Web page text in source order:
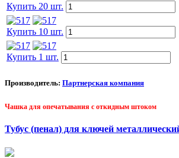
Купить 20 шт.
Купить 10 шт.
Купить 1 шт.
Производитель: Партнерская компания
Чашка для опечатывания с откидным штоком
Тубус (пенал) для ключей